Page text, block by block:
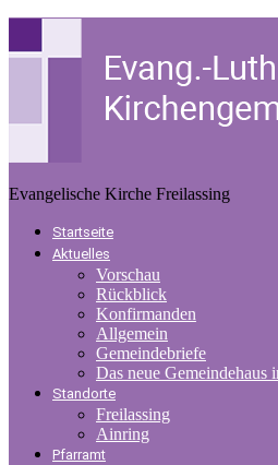
Evangelische Kirche Freilassing
Startseite
Aktuelles
Vorschau
Rückblick
Konfirmanden
Allgemein
Gemeindebriefe
Das neue Gemeindehaus
Standorte
Freilassing
Ainring
Pfarramt